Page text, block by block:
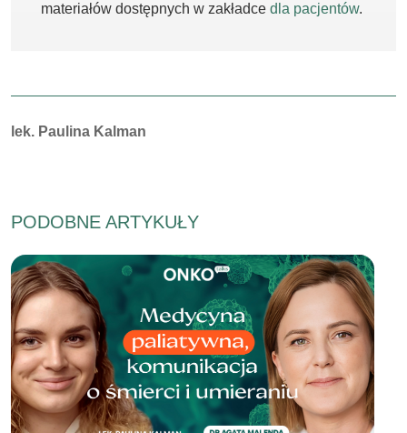
materiałów dostępnych w zakładce dla pacjentów.
Autorzy:
lek. Paulina Kalman
PODOBNE ARTYKUŁY